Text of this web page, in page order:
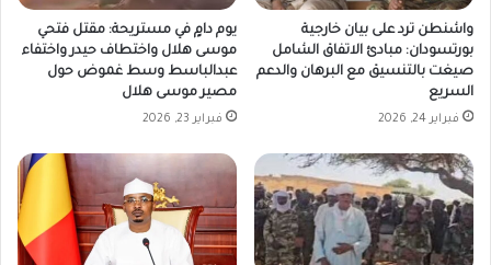
واشنطن ترد على بيان خارجية
بورتسودان: مبادئ الاتفاق الشامل
صيغت بالتنسيق مع البرهان والدعم
السريع
فبراير 24, 2026
يوم دامٍ في مستريحة: مقتل فتحي
موسى هلال واختطاف حيدر واختفاء
عبدالباسط وسط غموض حول
مصير موسى هلال
فبراير 23, 2026